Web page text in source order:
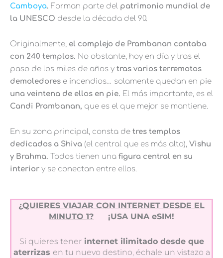
Camboya. Forman parte del patrimonio mundial de
la UNESCO desde la década del 90.
Originalmente, el complejo de Prambanan contaba
con 240 templos. No obstante, hoy en día y tras el
paso de los miles de años y tras varios terremotos
demoledores e incendios… solamente quedan en pie
una veintena de ellos en pie. El más importante, es el
Candi Prambanan, que es el que mejor se mantiene.
En su zona principal, consta de tres templos
dedicados a Shiva (el central que es más alto), Vishu
y Brahma.
Todos tienen una figura central en su
interior y se conectan entre ellos.
¿QUIERES VIAJAR CON INTERNET DESDE EL
MINUTO 1?
¡USA UNA eSIM!
Si quieres tenerinternet ilimitado desde que
aterrizas en tu nuevo destino, échale un vistazo a